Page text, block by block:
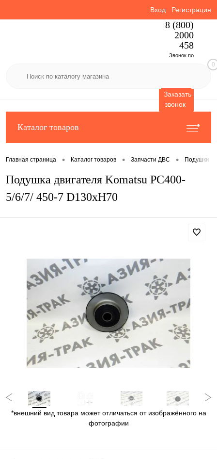
Вход Регистрация
8 (800)
2000
458
Звонок по
Заказать
звонок
0
Каталог товаров
Главная страница • Каталог товаров • Запчасти ДВС • Подушки
Подушка двигателя Komatsu PC400-
5/6/7/ 450-7 D130xH70
*внешний вид товара может отличаться от изображённого на
фотографии